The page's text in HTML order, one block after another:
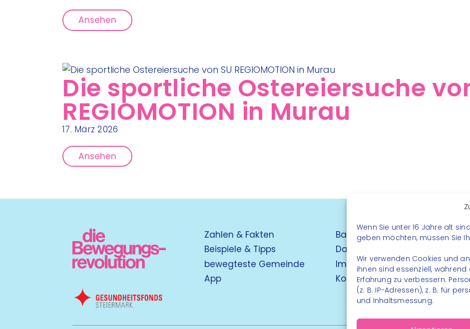
Wenn Sie unter 16 Jahre alt
geben möchten, müssen Sie
Wir verwenden Cookies und
ihnen sind essenziell,
Erfahrung zu verbessern.
(z. B. IP-Adressen), z. B. für
und Inhaltsmessung.
Ansehen
Die sportliche Ostereiersuche
REGIOMOTION in Murau
17. März 2026
Ansehen
Zahlen & Fakten
Beispiele & Tipps
bewegteste Gemeinde
App
Barrierefreiheit
Datenschutz
Impressum
Kontakt